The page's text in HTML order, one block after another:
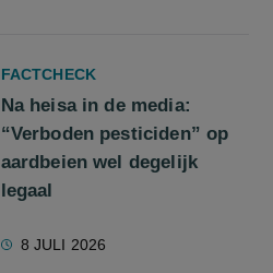
FACTCHECK
Na heisa in de media:
“Verboden pesticiden” op
aardbeien wel degelijk
legaal
8 JULI 2026